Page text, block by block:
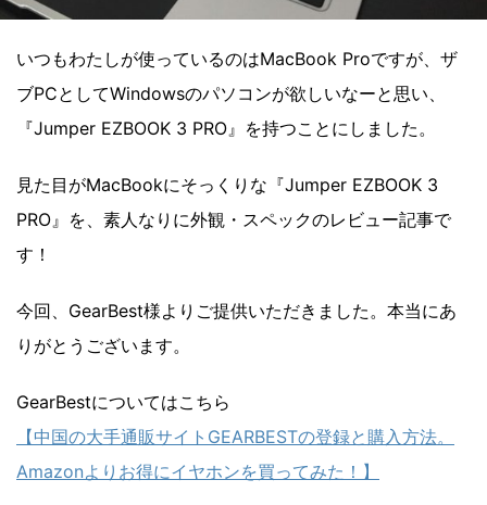
いつもわたしが使っているのはMacBook Proですが、ザ
ブPCとしてWindowsのパソコンが欲しいなーと思い、
『Jumper EZBOOK 3 PRO』を持つことにしました。
見た目がMacBookにそっくりな『Jumper EZBOOK 3
PRO』を、素人なりに外観・スペックのレビュー記事で
す！
今回、GearBest様よりご提供いただきました。本当にあ
りがとうございます。
GearBestについてはこちら
【中国の大手通販サイトGEARBESTの登録と購入方法。
Amazonよりお得にイヤホンを買ってみた！】